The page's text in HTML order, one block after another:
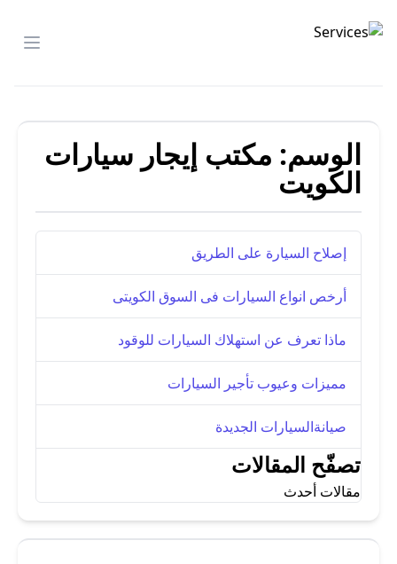
شركة الصدارة
الوسم: مكتب إيجار سيارات
الكويت
إصلاح السيارة على الطريق
أرخص انواع السيارات فى السوق الكويتى
ماذا تعرف عن استهلاك السيارات للوقود
مميزات وعيوب تأجير السيارات
صيانةالسيارات الجديدة
تصفّح المقالات
مقالات أحدث